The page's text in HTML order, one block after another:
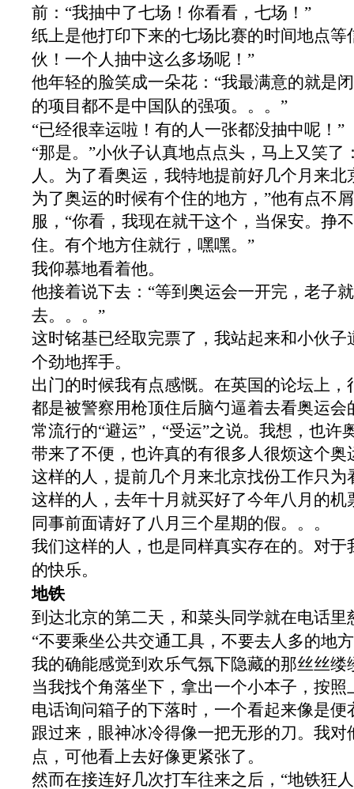
前：“我抽中了七场！你看看，七场！”
纸上是他打印下来的七场比赛的时间地点等
伙！一个人抽中这么多场呢！”
他年轻的脸笑成一朵花：“我最满意的就是
的项目都不是中国队的强项。。。”
“已经很幸运啦！有的人一张都没抽中呢！”
“那是。”小伙子认真地点点头，马上又笑了
人。为了看奥运，我特地提前好几个月来
为了奥运的时候有个住的地方，”他有点不
服，“你看，我现在就干这个，当保安。挣
住。有个地方住就行，嘿嘿。”
我仰慕地看着他。
他接着说下去：“等到奥运会一开完，老子
去。。。”
这时铭基已经取完票了，我站起来和小伙
个劲地挥手。
出门的时候我有点感慨。在英国的论坛上
都是被警察用枪顶住后脑勺逼着去看奥运
常流行的“避运”，“受运”之说。我想，也许
带来了不便，也许真的有很多人很烦这个
这样的人，提前几个月来北京找份工作只
这样的人，去年十月就买好了今年八月的
同事前面请好了八月三个星期的假。。。
我们这样的人，也是同样真实存在的。对
的快乐。
地铁
到达北京的第二天，和菜头同学就在电话里
“不要乘坐公共交通工具，不要去人多的地
我的确能感觉到欢乐气氛下隐藏的那丝丝
当我找个角落坐下，拿出一个小本子，按
电话询问箱子的下落时，一个看起来像是
跟过来，眼神冰冷得像一把无形的刀。我对
点，可他看上去好像更紧张了。
然而在接连好几次打车往来之后，“地铁狂